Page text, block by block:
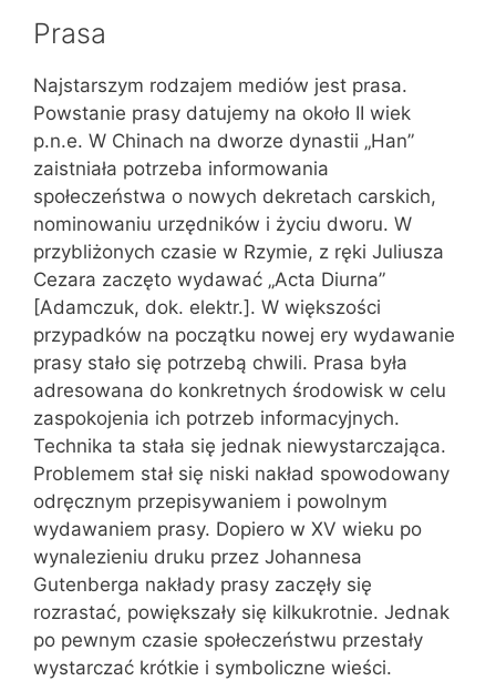
Prasa
Najstarszym rodzajem mediów jest prasa.
Powstanie prasy datujemy na około II wiek
p.n.e. W Chinach na dworze dynastii „Han”
zaistniała potrzeba informowania
społeczeństwa o nowych dekretach carskich,
nominowaniu urzędników i życiu dworu. W
przybliżonych czasie w Rzymie, z ręki Juliusza
Cezara zaczęto wydawać „Acta Diurna”
[Adamczuk, dok. elektr.]. W większości
przypadków na początku nowej ery wydawanie
prasy stało się potrzebą chwili. Prasa była
adresowana do konkretnych środowisk w celu
zaspokojenia ich potrzeb informacyjnych.
Technika ta stała się jednak niewystarczająca.
Problemem stał się niski nakład spowodowany
odręcznym przepisywaniem i powolnym
wydawaniem prasy. Dopiero w XV wieku po
wynalezieniu druku przez Johannesa
Gutenberga nakłady prasy zaczęły się
rozrastać, powiększały się kilkukrotnie. Jednak
po pewnym czasie społeczeństwu przestały
wystarczać krótkie i symboliczne wieści.